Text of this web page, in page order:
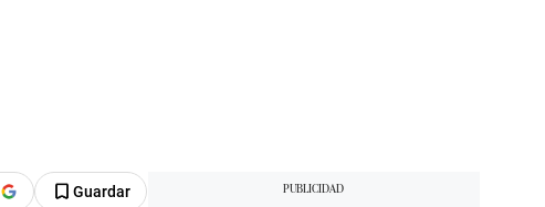
Guardar